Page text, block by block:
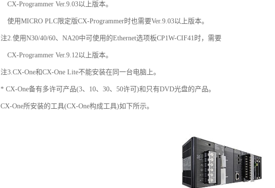
CX-Programmer Ver.9.03以上版本。
使用MICRO PLC限定版CX-Programmer时也需要Ver.9.03以上版本。
注2.使用N30/40/60、NA20中可使用的Ethernet选项板CP1W-CIF41时，需要
CX-Programmer Ver.9.12以上版本。
注3.CX-One和CX-One Lite不能安装在同一台电脑上。
* CX-One备有多许可产品(3、10、30、50许可)和只有DVD光盘的产品。
CX-One所安装的工具(CX-One构成工具)如下所示。